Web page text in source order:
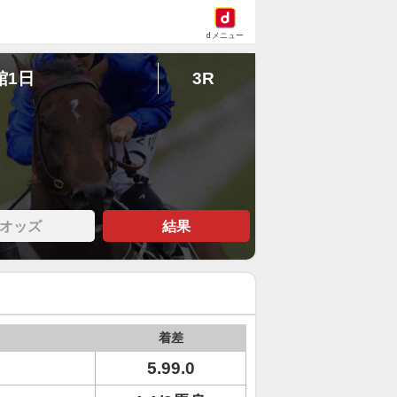
dメニュー
1日 3R
オッズ 結果
着差
5.99.0